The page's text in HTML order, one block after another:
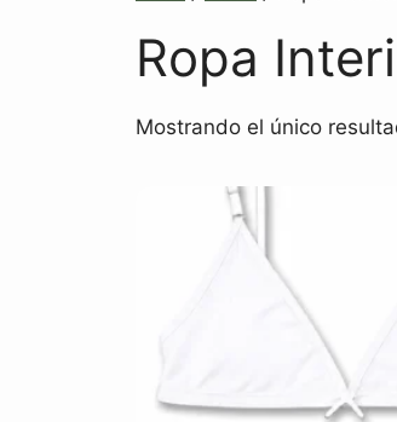
Ropa
Mostrando el único